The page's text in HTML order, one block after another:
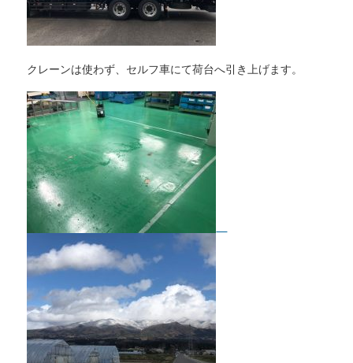
クレーンは使わず、セルフ車にて荷台へ引き上げます。